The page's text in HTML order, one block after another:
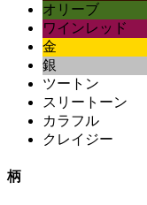
オリーブ
ワインレッド
金
銀
ツートン
スリートーン
カラフル
クレイジー
柄